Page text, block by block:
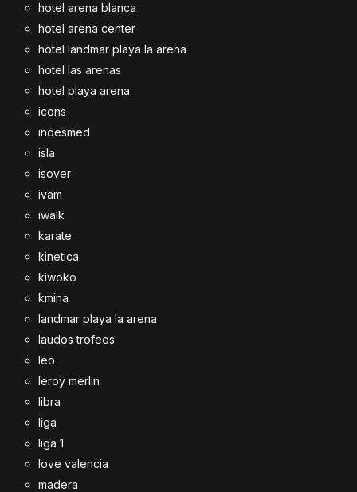
hotel arena blanca
hotel arena center
hotel landmar playa la arena
hotel las arenas
hotel playa arena
icons
indesmed
isla
isover
ivam
iwalk
karate
kinetica
kiwoko
kmina
landmar playa la arena
laudos trofeos
leo
leroy merlin
libra
liga
liga 1
love valencia
madera